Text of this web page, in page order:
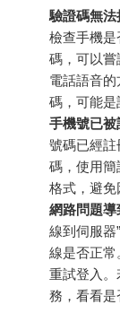
驗證碼無法
檢查手機
碼，可以嘗
電話語音
碼，可能是
手機號已被
號碼已經註
碼，使用
格式，避免
網路問題導
線到伺服器
線是否正常
重試登入
務，看看是